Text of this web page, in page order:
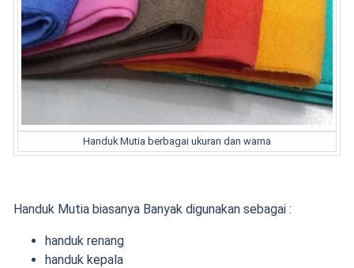
Handuk Mutia berbagai ukuran dan warna
Handuk Mutia biasanya Banyak digunakan sebagai :
handuk renang
handuk kepala